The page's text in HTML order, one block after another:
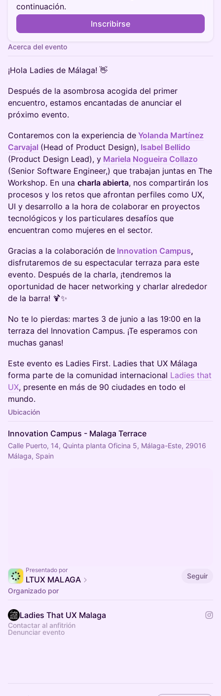
continuación.
Inscribirse
Acerca del evento
¡Hola Ladies de Málaga! 👋
Después de la asombrosa acogida del primer
encuentro, estamos encantadas de anunciar el
próximo evento.
Contaremos con la experiencia de Yolanda Martínez
Carvajal (Head of Product Design), Isabel Bellido
(Product Design Lead), y Mariela Nogueira Collazo
(Senior Software Engineer,) que trabajan juntas en The
Workshop. En una charla abierta, nos compartirán los
procesos y los retos que afrontan perfiles como UX,
UI y desarrollo a la hora de colaborar en proyectos
tecnológicos y los particulares desafíos que
encuentran como mujeres en el sector.
Gracias a la colaboración de Innovation Campus,
disfrutaremos de su espectacular terraza para este
evento. Después de la charla, ¡tendremos la
oportunidad de hacer networking y charlar alrededor
de la barra! 🍹✨
No te lo pierdas: martes 3 de junio a las 19:00 en la
terraza del Innovation Campus. ¡Te esperamos con
muchas ganas!
Este evento es Ladies First. Ladies that UX Málaga
forma parte de la comunidad internacional Ladies that
UX, presente en más de 90 ciudades en todo el
mundo.
Ubicación
Innovation Campus - Malaga Terrace
Calle Puerto, 14, Quinta planta Oficina 5, Málaga-Este, 29016
Málaga, Spain
Presentado por
LTUX MALAGA
Seguir
Organizado por
Ladies That UX Malaga
Contactar al anfitrión
Denunciar evento